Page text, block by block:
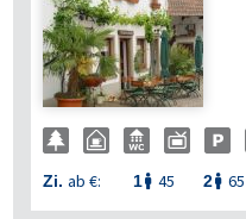
Zi. ab €: 1 45 2 65